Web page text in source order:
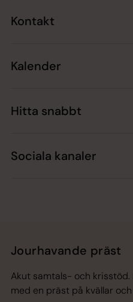
Kontakt
Kalender
Hitta snabbt
Sociala kanaler
Jourhavande präst
Akut samtals- och
med en präst på kvällar